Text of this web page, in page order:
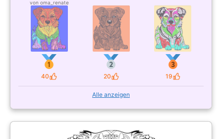
von oma_renate
40
Likes 20
Likes 19
Likes
Alle anzeigen